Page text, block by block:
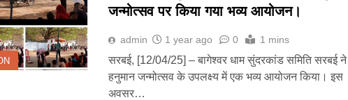
34 ‘खूनी हाईवे’
लेकर बुंदेलखंड नव
सेना का अनोखा
गौरिहार खंड के सरबई
सम्मेलन सम्पन्न, समाज
में एकता और जातिगत
भेदभाव पर चर्चा ।
6
जन्मोत्सव पर किया गया भव्य आयोजन।
admin 1 year ago 0 1 mins
सरबई, [12/04/25] – बागेश्वर धाम सुंदरकांड समिति सरबई ने
हनुमान जन्मोत्सव के उपलक्ष्य में एक भव्य आयोजन किया। इस
अवसर…